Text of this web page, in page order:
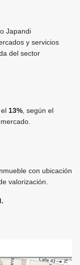
Japandi
y servicios
del sector
13% , según el
con ubicación
valorización.